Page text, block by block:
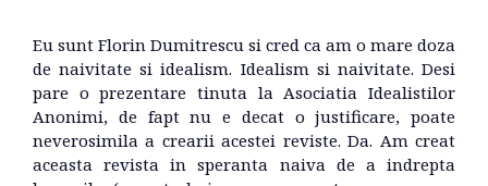
Eu sunt Florin Dumitrescu si cred ca am o mare doza
de naivitate si idealism. Idealism si naivitate. Desi
pare o prezentare tinuta la Asociatia Idealistilor
Anonimi, de fapt nu e decat o justificare, poate
neverosimila a crearii acestei reviste. Da. Am creat
aceasta revista in speranta naiva de a indrepta